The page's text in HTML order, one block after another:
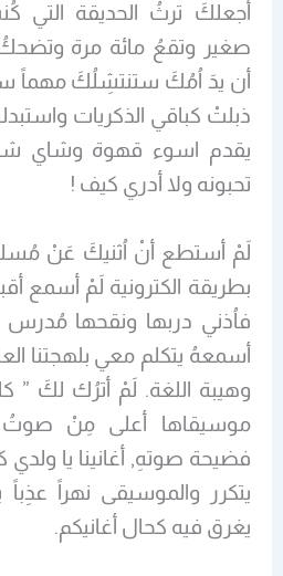
أجعلكَ ترثُ الحديقة التي
صغير وتقعُ مائة مرة
أن يدَ اُمُكَ ستنتشِلُكَ مهماً
ذبلتْ كباقي الذكريات
يقدم اسوء قهوة وشاي
تحبونه ولا أدري كيف !
لَمْ أستطع أنْ اُثنيكَ عَنْ
بطريقة الكترونية لَمْ أسمع
فاُذني دربها ونقحها مُدرس
أسمعهُ يتكلم معي بلهجتنا
وهيبة اللغة. لَمْ أترُك لكَ ”
موسيقاها أعلى مِنْ
فضيحة صوتهِ, أغانينا يا
يتكرر والموسيقى نهراً
يغرق فيه كحال أغانيكم.